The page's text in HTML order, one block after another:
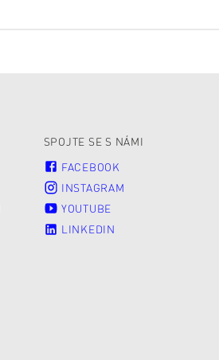
SPOJTE SE S NÁMI
FACEBOOK
INSTAGRAM
YOUTUBE
LINKEDIN